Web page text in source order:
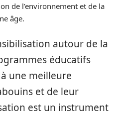
de l’environnement et de la
âge.
autour de la
éducatifs
une meilleure
et de leur
est un instrument